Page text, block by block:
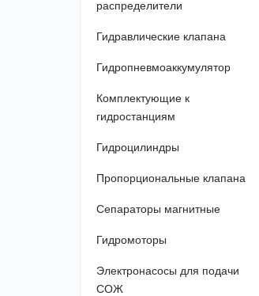
распределители
Гидравлические клапана
Гидропневмоаккумулятор
Комплектующие к
гидростанциям
Гидроцилиндры
Пропорциональные клапана
Сепараторы магнитные
Гидромоторы
Электронасосы для подачи
СОЖ